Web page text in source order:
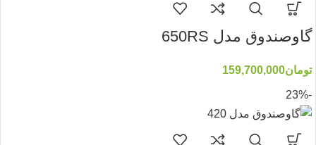
گاوصندوق مدل 650RS
تومان159,700,000
-23%